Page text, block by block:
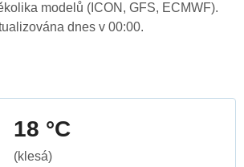
modelů (ICON, GFS, ECMWF).
dnes v 00:00.
18 °C
(klesá)